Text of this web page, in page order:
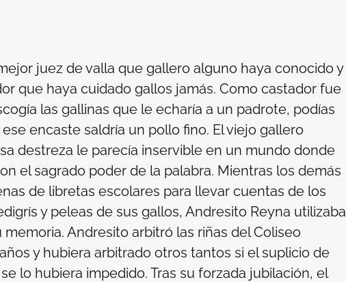
juez de valla que gallero alguno haya conocido y
que haya cuidado gallos jamás. Como castador fue
las gallinas que le echaría a un padrote, podías
encaste saldría un pollo fino. El viejo gallero
destreza le parecía inservible en un mundo donde
el sagrado poder de la palabra. Mientras los demás
de libretas escolares para llevar cuentas de los
y peleas de sus gallos, Andresito Reyna utilizaba
Andresito arbitró las riñas del Coliseo
y hubiera arbitrado otros tantos si el suplicio de
lo hubiera impedido. Tras su forzada jubilación, el